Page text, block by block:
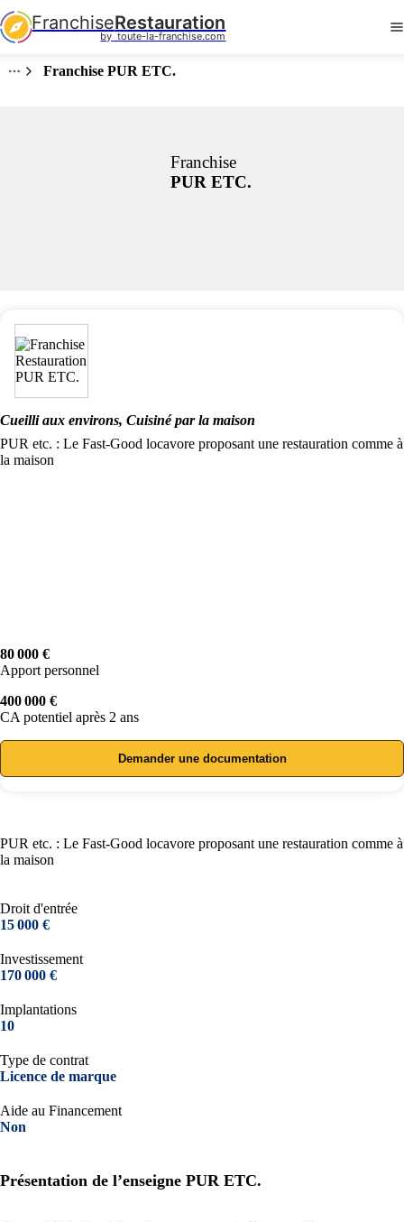
FranchiseRestauration
by  toute-la-franchise.com
Franchise PUR ETC.
Franchise
PUR ETC.
Cueilli aux environs, Cuisiné par la maison
PUR etc. : Le Fast-Good locavore proposant une restauration comme à
la maison
80 000 €
Apport personnel
400 000 €
CA potentiel après 2 ans
Demander une documentation
PUR etc. : Le Fast-Good locavore proposant une restauration comme à
la maison
Droit d'entrée
15 000 €
Investissement
170 000 €
Implantations
10
Type de contrat
Licence de marque
Aide au Financement
Non
Présentation de l’enseigne PUR ETC.